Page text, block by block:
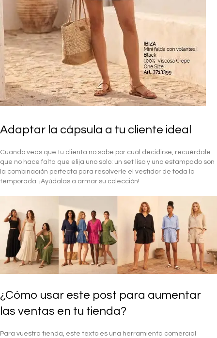
Adaptar la cápsula a tu cliente ideal
Cuando veas que tu clienta no sabe por cuál decidirse, recuérdale
que no hace falta que elija uno solo: un set liso y uno estampado son
la combinación perfecta para resolverle el vestidor de toda la
temporada. ¡Ayúdalas a armar su colección!
¿Cómo usar este post para aumentar
las ventas en tu tienda?
Para vuestra tienda, este texto es una herramienta comercial